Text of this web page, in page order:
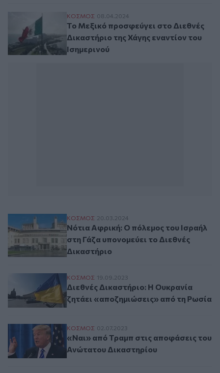
Το Μεξικό προσφεύγει στο Διεθνές
ΚΟΣΜΟΣ 08.04.2024
Το Μεξικό προσφεύγει στο Διεθνές
Δικαστήριο της Χάγης εναντίον του
Ισημερινού
Νότια Αφρική: Ο πόλεμος του Ισραήλ στη
ΚΟΣΜΟΣ 20.03.2024
Νότια Αφρική: Ο πόλεμος του Ισραήλ
στη Γάζα υπονομεύει το Διεθνές
Δικαστήριο
Διεθνές Δικαστήριο: Η Ουκρανία ζητάει
ΚΟΣΜΟΣ 19.09.2023
Διεθνές Δικαστήριο: Η Ουκρανία
ζητάει «αποζημιώσεις» από τη Ρωσία
«Ναι» από Τραμπ στις αποφάσεις του
ΚΟΣΜΟΣ 02.07.2023
«Ναι» από Τραμπ στις αποφάσεις του
Ανώτατου Δικαστηρίου